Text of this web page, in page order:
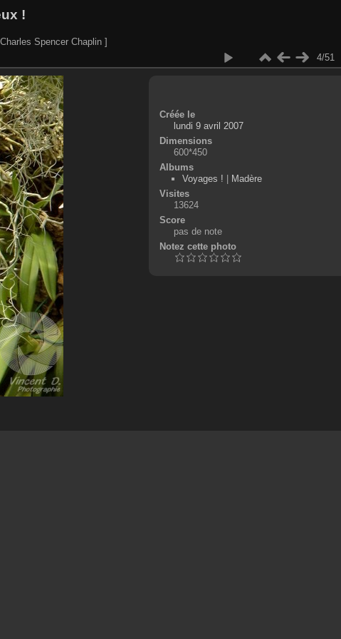
!
Spencer Chaplin ]
4/51
Créée le
lundi 9 avril 2007
Dimensions
600*450
Albums
Voyages !
Madère
Visites
13624
Score
pas de note
Notez cette photo